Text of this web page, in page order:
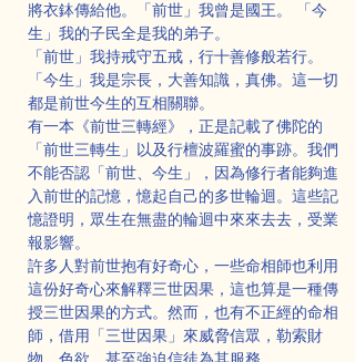
將衣鉢傳給他。「前世」我曾是國王。 「今
生」我的子民全是我的弟子。
「前世」我持戒守五戒，行十善修般若行。
「今生」我是宗長，大善知識，真佛。這一切
都是前世今生的互相關聯。
有一本《前世三轉經》，正是記載了佛陀的
「前世三轉生」以及行檀波羅蜜的事跡。我們
不能否認「前世、今生」，因為修行者能夠進
入前世的記憶，憶起自己的多世輪迴。這些記
憶證明，眾生在無盡的輪迴中來來去去，受業
報影響。
許多人對前世抱有好奇心，一些命相師也利用
這份好奇心來解釋三世因果，這也算是一種傳
授三世因果的方式。然而，也有不正經的命相
師，借用「三世因果」來威脅信眾，勒索財